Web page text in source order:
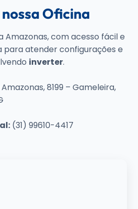
Oficina
Amazonas, com acesso fácil e
atender configurações e
inverter.
8199 – Gameleira,
(31) 99610-4417